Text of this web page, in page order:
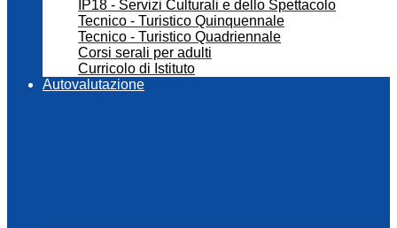
IP18 - Servizi Culturali e dello Spettacolo
Tecnico - Turistico Quinquennale
Tecnico - Turistico Quadriennale
Corsi serali per adulti
Curricolo di Istituto
Autovalutazione